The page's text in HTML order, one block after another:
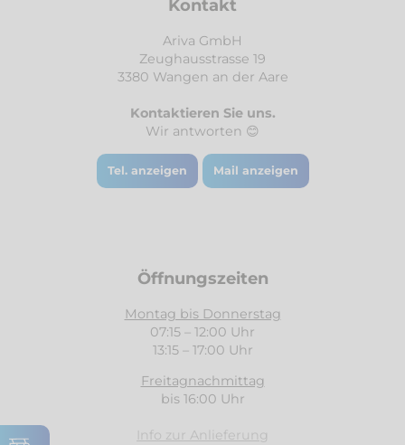
Kontakt
Ariva GmbH
Zeughausstrasse 19
3380 Wangen an der Aare
Kontaktieren Sie uns.
Wir antworten 😊
Tel. anzeigen Mail anzeigen
Öffnungszeiten
Montag bis Donnerstag
07:15 – 12:00 Uhr
13:15 – 17:00 Uhr
Freitagnachmittag
bis 16:00 Uhr
Info zur Anlieferung